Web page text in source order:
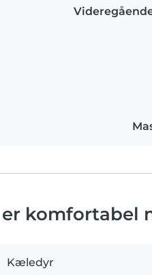
komfortabel
Kæledyr